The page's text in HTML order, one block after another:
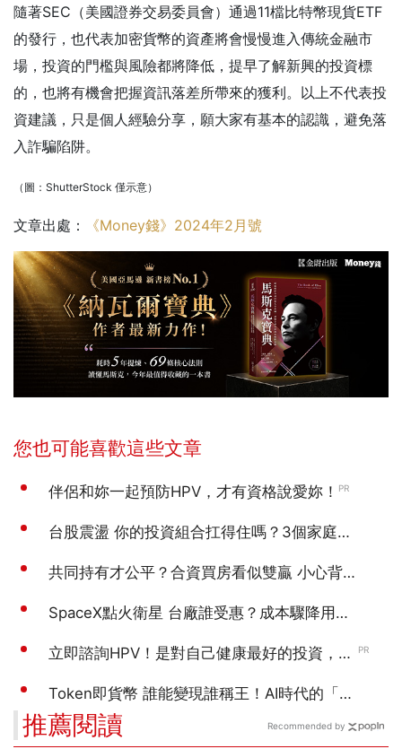
隨著SEC（美國證券交易委員會）通過11檔比特幣現貨ETF
的發行，也代表加密貨幣的資產將會慢慢進入傳統金融市
場，投資的門檻與風險都將降低，提早了解新興的投資標
的，也將有機會把握資訊落差所帶來的獲利。以上不代表投
資建議，只是個人經驗分享，願大家有基本的認識，避免落
入詐騙陷阱。
（圖：ShutterStock 僅示意）
文章出處： 《Money錢》2024年2月號
推薦閱讀 Recommended by